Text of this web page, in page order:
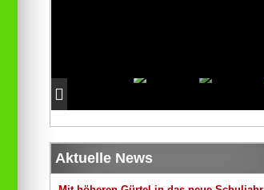
Aktuelle News